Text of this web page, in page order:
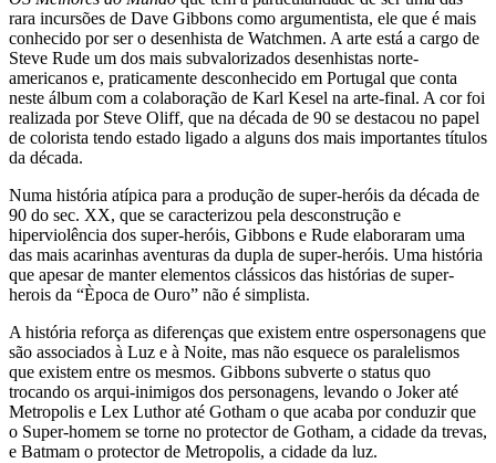
rara incursões de Dave Gibbons como argumentista, ele que é mais
conhecido por ser o desenhista de Watchmen. A arte está a cargo de
Steve Rude um dos mais subvalorizados desenhistas norte-
americanos e, praticamente desconhecido em Portugal que conta
neste álbum com a colaboração de Karl Kesel na arte-final. A cor foi
realizada por Steve Oliff, que na década de 90 se destacou no papel
de colorista tendo estado ligado a alguns dos mais importantes títulos
da década.
Numa história atípica para a produção de super-heróis da década de
90 do sec. XX, que se caracterizou pela desconstrução e
hiperviolência dos super-heróis, Gibbons e Rude elaboraram uma
das mais acarinhas aventuras da dupla de super-heróis. Uma história
que apesar de manter elementos clássicos das histórias de super-
herois da “Època de Ouro” não é simplista.
A história reforça as diferenças que existem entre ospersonagens que
são associados à Luz e à Noite, mas não esquece os paralelismos
que existem entre os mesmos. Gibbons subverte o status quo
trocando os arqui-inimigos dos personagens, levando o Joker até
Metropolis e Lex Luthor até Gotham o que acaba por conduzir que
o Super-homem se torne no protector de Gotham, a cidade da trevas,
e Batmam o protector de Metropolis, a cidade da luz.